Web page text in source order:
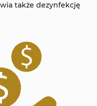
także dezynfekcję